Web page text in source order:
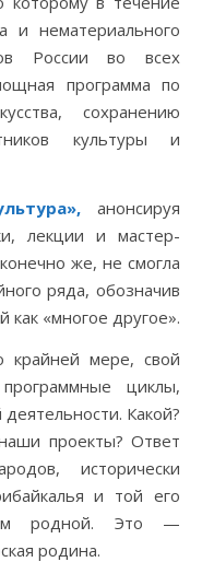
и нематериального
России во всех
программа по
сохранению
культуры и
анонсируя
лекции и мастер-
же, не смогла
ряда, обозначив
«многое другое».
мере, свой
циклы,
Какой?
проекты? Ответ
исторически
и той его
родной. Это —
родина.